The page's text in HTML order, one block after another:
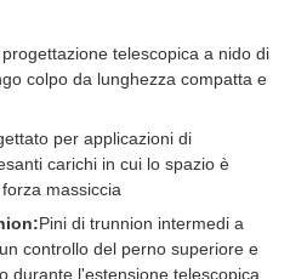
progettazione telescopica a nido di
colpo da lunghezza compatta e
per applicazioni di
carichi in cui lo spazio è
massiccia
Pini di trunnion intermedi a
controllo del perno superiore e
durante l'estensione telescopica